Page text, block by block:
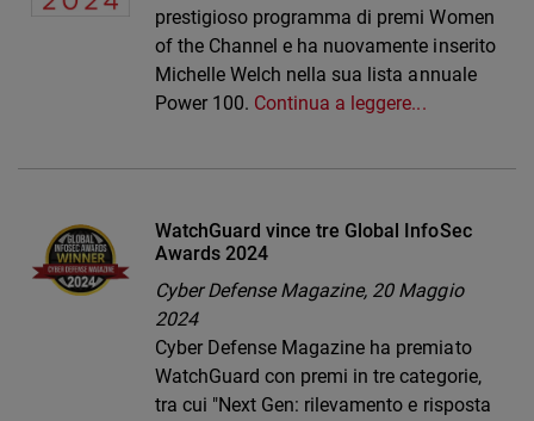
prestigioso programma di premi Women
of the Channel e ha nuovamente inserito
Michelle Welch nella sua lista annuale
Power 100. Continua a leggere...
WatchGuard vince tre Global InfoSec
Awards 2024
Cyber Defense Magazine, 20 Maggio
2024
Cyber Defense Magazine ha premiato
WatchGuard con premi in tre categorie,
tra cui "Next Gen: rilevamento e risposta